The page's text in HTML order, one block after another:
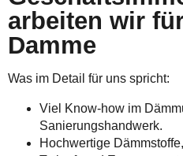
arbeiten wir
Damme
Was im Detail für uns spricht:
Viel Know-how im
Sanierungshandwerk.
Hochwertige